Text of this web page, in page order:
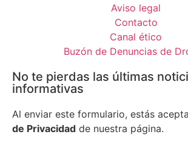
Aviso legal
Contacto
Canal ético
Buzón de Denuncias de
No te pierdas las últimas
informativas
Al enviar este formulario, estás
de Privacidad de nuestra página.